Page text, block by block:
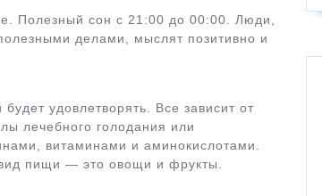
Полезный сон с 21:00 до 00:00. Люди,
делами, мыслят позитивно и
удовлетворять. Все зависит от
лечебного голодания или
витаминами и аминокислотами.
пищи — это овощи и фрукты.